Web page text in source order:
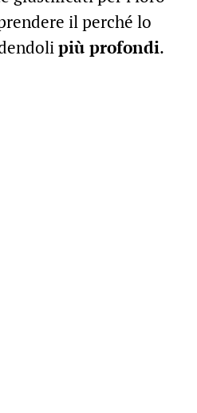
il perché lo
più profondi.